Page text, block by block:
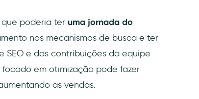
que poderia ter uma jornada do
nos mecanismos de busca e ter
SEO e das contribuições da equipe
em otimização pode fazer
as vendas.